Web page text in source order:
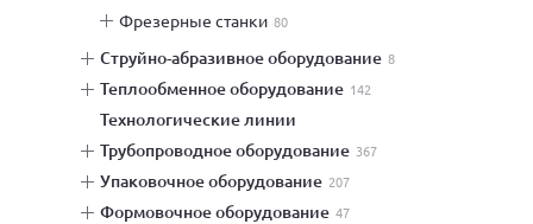
фрезерные станки 80
струйно-абразивное оборудование 8
теплообменное оборудование 142
технологические линии
трубопроводное оборудование 367
упаковочное оборудование 207
формовочное оборудование 47